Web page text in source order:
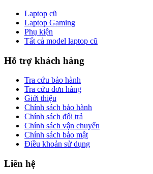
Laptop cũ
Laptop Gaming
Phụ kiện
Tất cả model laptop cũ
Hỗ trợ khách hàng
Tra cứu bảo hành
Tra cứu đơn hàng
Giới thiệu
Chính sách bảo hành
Chính sách đổi trả
Chính sách vận chuyển
Chính sách bảo mật
Điều khoản sử dụng
Liên hệ